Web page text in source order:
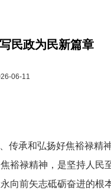
民政为民新篇章
06-11
传承和弘扬好焦裕禄精
裕禄精神，是坚持人民
向前矢志砥砺奋进的根